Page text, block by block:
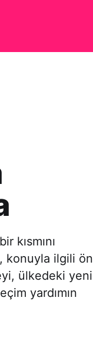
kısmını
konuyla ilgili ön
ülkedeki yeni
yardımın